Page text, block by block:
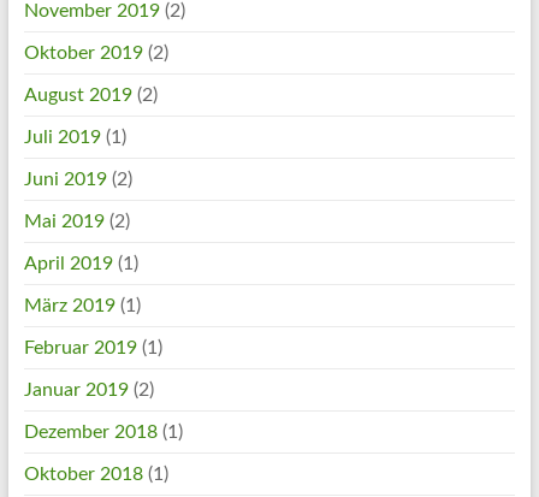
November 2019(2)
Oktober 2019(2)
August 2019(2)
Juli 2019(1)
Juni 2019(2)
Mai 2019(2)
April 2019(1)
März 2019(1)
Februar 2019(1)
Januar 2019(2)
Dezember 2018(1)
Oktober 2018(1)